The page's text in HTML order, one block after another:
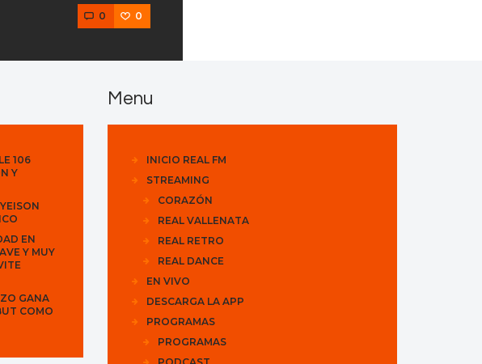
0 0
106
Y
EN
Y MUY
GANA
COMO
Menu
INICIO REAL FM
STREAMING
CORAZÓN
REAL VALLENATA
REAL RETRO
REAL DANCE
EN VIVO
DESCARGA LA APP
PROGRAMAS
PROGRAMAS